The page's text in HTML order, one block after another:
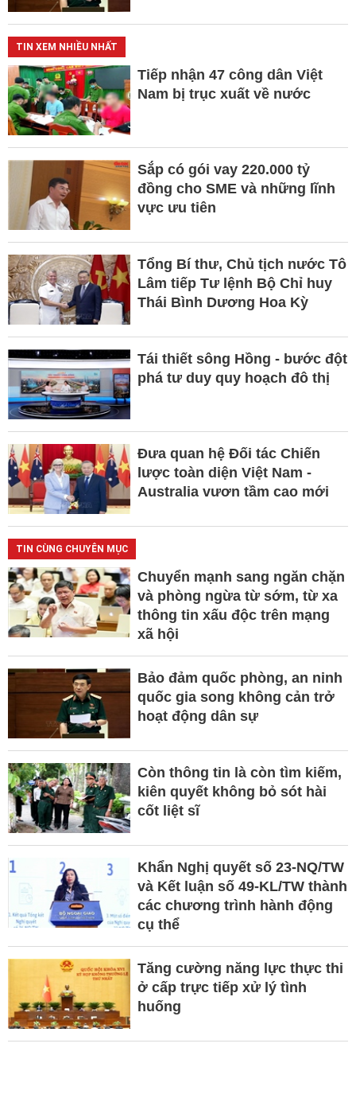
TIN XEM NHIỀU NHẤT
Tiếp nhận 47 công dân Việt
Nam bị trục xuất về nước
Sắp có gói vay 220.000 tỷ
đồng cho SME và những lĩnh
vực ưu tiên
Tổng Bí thư, Chủ tịch nước Tô
Lâm tiếp Tư lệnh Bộ Chỉ huy
Thái Bình Dương Hoa Kỳ
Tái thiết sông Hồng - bước đột
phá tư duy quy hoạch đô thị
Đưa quan hệ Đối tác Chiến
lược toàn diện Việt Nam -
Australia vươn tầm cao mới
TIN CÙNG CHUYÊN MỤC
Chuyển mạnh sang ngăn chặn
và phòng ngừa từ sớm, từ xa
thông tin xấu độc trên mạng
xã hội
Bảo đảm quốc phòng, an ninh
quốc gia song không cản trở
hoạt động dân sự
Còn thông tin là còn tìm kiếm,
kiên quyết không bỏ sót hài
cốt liệt sĩ
Khẩn Nghị quyết số 23-NQ/TW
và Kết luận số 49-KL/TW thành
các chương trình hành động
cụ thể
Tăng cường năng lực thực thi
ở cấp trực tiếp xử lý tình
huống